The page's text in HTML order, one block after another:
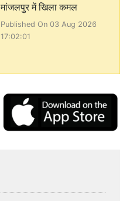
मांजलपुर में खिला कमल
Published On 03 Aug 2026
17:02:01